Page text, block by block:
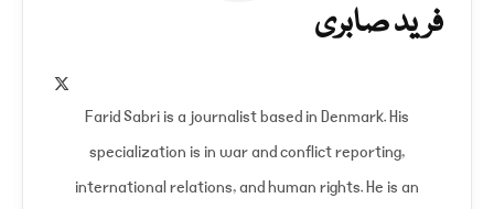
فرید صابری
Farid Sabri is a journalist based in Denmark. His
specialization is in war and conflict reporting,
international relations, and human rights. He is an